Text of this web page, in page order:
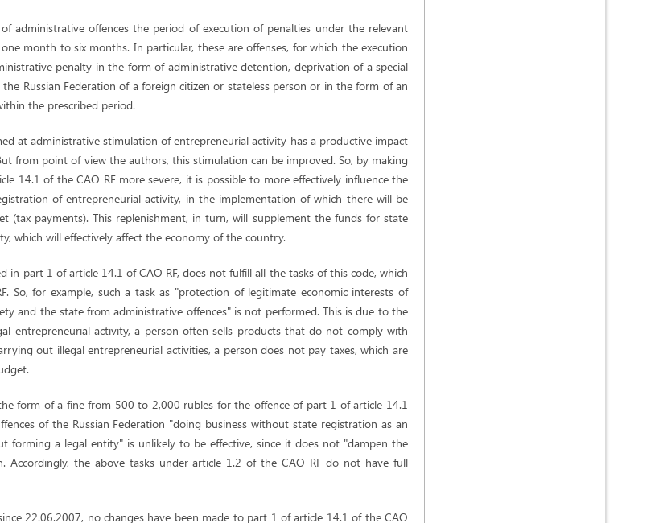
administrative offences the period of execution of penalties under the relevant
month to six months. In particular, these are offenses, for which the execution
penalty in the form of administrative detention, deprivation of a special
Russian Federation of a foreign citizen or stateless person or in the form of an
the prescribed period.
at administrative stimulation of entrepreneurial activity has a productive impact
from point of view the authors, this stimulation can be improved. So, by making
14.1 of the CAO RF more severe, it is possible to more effectively influence the
of entrepreneurial activity, in the implementation of which there will be
(tax payments). This replenishment, in turn, will supplement the funds for state
which will effectively affect the economy of the country.
in part 1 of article 14.1 of CAO RF, does not fulfill all the tasks of this code, which
So, for example, such a task as "protection of legitimate economic interests of
and the state from administrative offences" is not performed. This is due to the
entrepreneurial activity, a person often sells products that do not comply with
out illegal entrepreneurial activities, a person does not pay taxes, which are
form of a fine from 500 to 2,000 rubles for the offence of part 1 of article 14.1
of the Russian Federation "doing business without state registration as an
forming a legal entity" is unlikely to be effective, since it does not "dampen the
Accordingly, the above tasks under article 1.2 of the CAO RF do not have full
22.06.2007, no changes have been made to part 1 of article 14.1 of the CAO